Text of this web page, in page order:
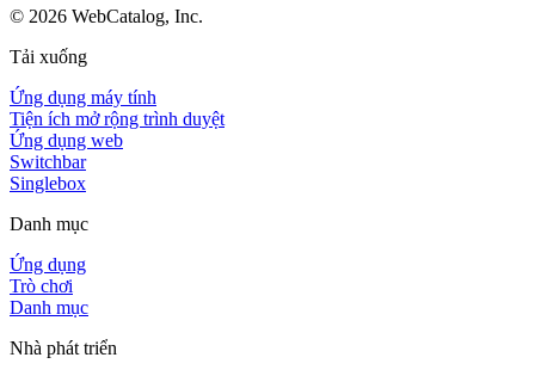
© 2026 WebCatalog, Inc.
Tải xuống
Ứng dụng máy tính
Tiện ích mở rộng trình duyệt
Ứng dụng web
Switchbar
Singlebox
Danh mục
Ứng dụng
Trò chơi
Danh mục
Nhà phát triển